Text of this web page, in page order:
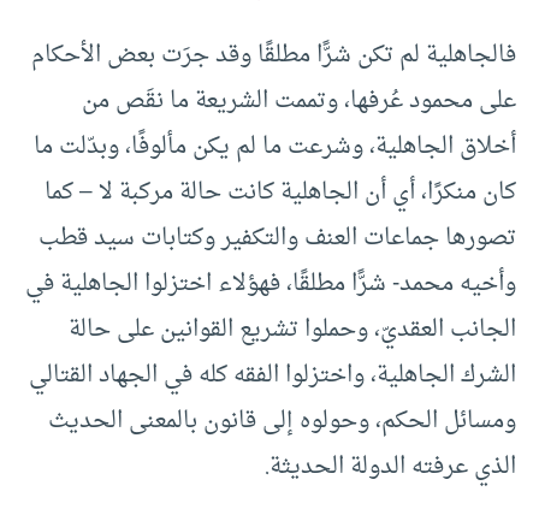
فالجاهلية لم تكن شرًّا مطلقًا وقد جرَت بعض الأحكام
على محمود عُرفها، وتممت الشريعة ما نقَص من
أخلاق الجاهلية، وشرعت ما لم يكن مألوفًا، وبدّلت ما
كان منكرًا، أي أن الجاهلية كانت حالة مركبة لا – كما
تصورها جماعات العنف والتكفير وكتابات سيد قطب
وأخيه محمد- شرًّا مطلقًا، فهؤلاء اختزلوا الجاهلية في
الجانب العقديّ، وحملوا تشريع القوانين على حالة
الشرك الجاهلية، واختزلوا الفقه كله في الجهاد القتالي
ومسائل الحكم، وحولوه إلى قانون بالمعنى الحديث
الذي عرفته الدولة الحديثة.